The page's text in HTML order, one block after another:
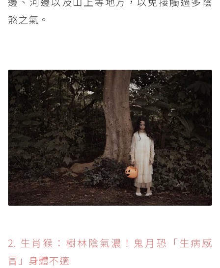
煞之氣。
2. 生肖猴：樹林陰氣濃！鬼月恐「生病感
冒」身體不適